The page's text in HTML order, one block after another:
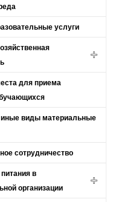
услуги
для приема
виды материальные
сотрудничество
в
организации